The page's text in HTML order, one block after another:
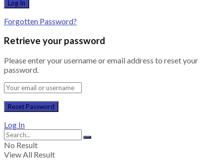
Forgotten Password?
Retrieve your password
Please enter your username or email address to reset your
password.
Log In
No Result
View All Result